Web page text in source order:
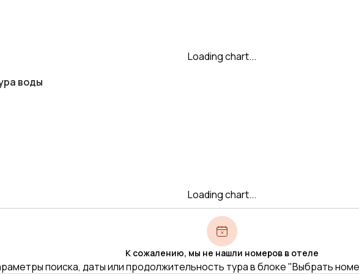
Loading chart...
воды
Loading chart...
К сожалению, мы не нашли номеров в отеле
поиска, даты или продолжительность тура в блоке "Выбрать